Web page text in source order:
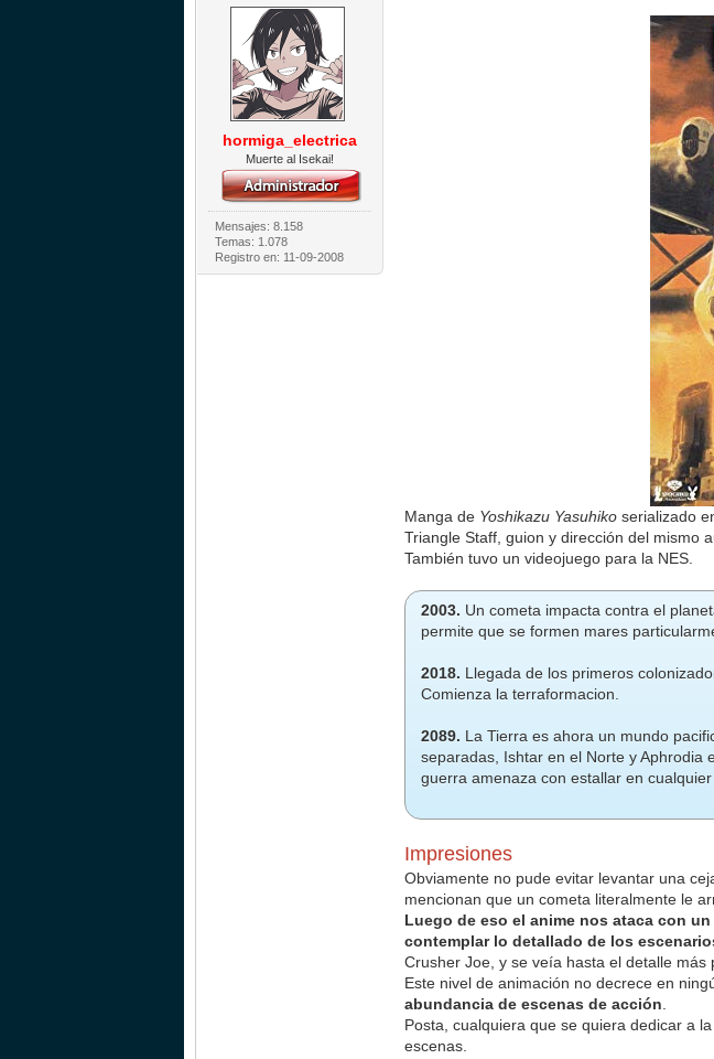
hormiga_electrica
Muerte al Isekai!
Mensajes: 8.158
Temas: 1.078
Registro en: 11-09-2008
Manga de Yoshikazu Yasuhiko serializado
Triangle Staff, guion y dirección del mismo
También tuvo un videojuego para la NES.
2003. Un cometa impacta contra el
permite que se formen mares
2018. Llegada de los primeros
Comienza la terraformacion.
2089. La Tierra es ahora un mundo
separadas, Ishtar en el Norte y Aphrodia
guerra amenaza con estallar en cualquier
Impresiones
Obviamente no pude evitar levantar una
mencionan que un cometa literalmente le
Luego de eso el anime nos ataca con
contemplar lo detallado de los
Crusher Joe, y se veía hasta el detalle más
Este nivel de animación no decrece en
abundancia de escenas de acción
Posta, cualquiera que se quiera dedicar a
escenas.